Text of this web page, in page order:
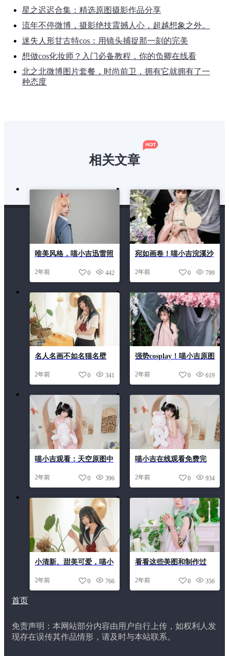
星之迟迟合集：精选原图摄影作品分享
流年不停微博，摄影绝技震撼人心，超越想象之外。
迷失人形甘古特cos：用镜头捕捉那一刻的完美
想做cos化妆师？入门必备教程，你的负卿在线看
北之北微博图片套餐，时尚前卫，拥有它就拥有了一
种态度
相关文章
唯美风格，喵小吉迅雷照
2年前 442
0
宛如画卷！喵小吉浣溪沙
奂
2年前 799
0
名人名画不如名猫名壁
2年前 341
0
强势cosplay！喵小吉原图
2年前 619
0
喵小吉观看：天空原图中
2年前 396
0
喵小吉在线观看免费完
喜连连
2年前 934
0
小清新、甜美可爱，喵小
2年前 766
0
看看这些美图和制作过
很有创意
2年前 356
0
首页
免责声明：本网站部分内容由用户自行上传，如权利人发
现存在误传其作品情形，请及时与本站联系。